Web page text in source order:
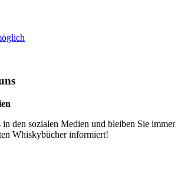
in den sozialen Medien und bleiben Sie immer
Whiskybücher informiert!